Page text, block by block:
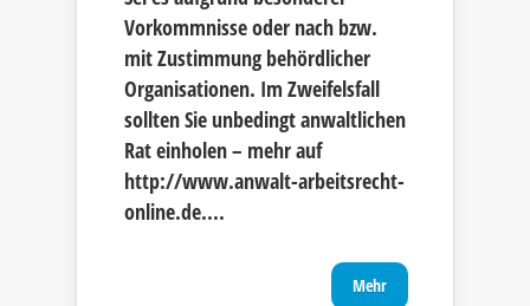
Vorkommnisse oder nach bzw.
mit Zustimmung behördlicher
Organisationen. Im Zweifelsfall
sollten Sie unbedingt anwaltlichen
Rat einholen – mehr auf
http://www.anwalt-arbeitsrecht-
online.de....
Mehr